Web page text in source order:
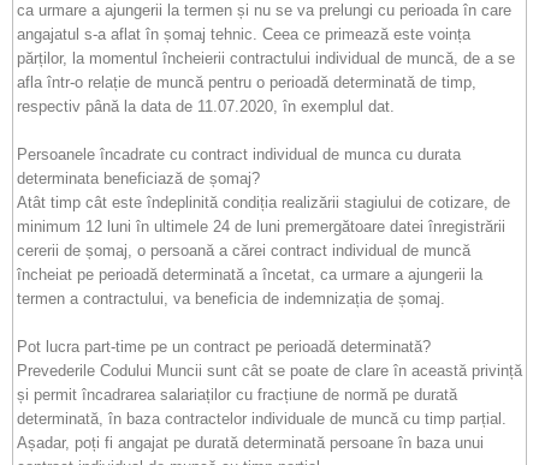
ca urmare a ajungerii la termen și nu se va prelungi cu perioada în care
angajatul s-a aflat în șomaj tehnic. Ceea ce primează este voința
părților, la momentul încheierii contractului individual de muncă, de a se
afla într-o relație de muncă pentru o perioadă determinată de timp,
respectiv până la data de 11.07.2020, în exemplul dat.
Persoanele încadrate cu contract individual de munca cu durata
determinata beneficiază de șomaj?
Atât timp cât este îndeplinită condiția realizării stagiului de cotizare, de
minimum 12 luni în ultimele 24 de luni premergătoare datei înregistrării
cererii de șomaj, o persoană a cărei contract individual de muncă
încheiat pe perioadă determinată a încetat, ca urmare a ajungerii la
termen a contractului, va beneficia de indemnizația de șomaj.
Pot lucra part-time pe un contract pe perioadă determinată?
Prevederile Codului Muncii sunt cât se poate de clare în această privință
și permit încadrarea salariaților cu fracțiune de normă pe durată
determinată, în baza contractelor individuale de muncă cu timp parțial.
Așadar, poți fi angajat pe durată determinată persoane în baza unui